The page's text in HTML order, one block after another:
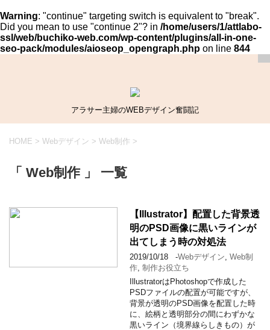
Warning: "continue" targeting switch is equivalent to "break".
Did you mean to use "continue 2"? in /home/users/1/attlabo-
ssl/web/buchiko-web.com/wp-content/plugins/all-in-one-
seo-pack/modules/aioseop_opengraph.php on line 844
アラサー主婦のWEBデザイン奮闘記
HOME > Webデザイン > Web制作 >
「 Web制作 」 一覧
【Illustrator】配置した背景透
明のPSD画像に黒いラインが
出てしまう時の対処法
2019/10/18 -Webデザイン Web制
作 制作お役立ち
IllustratorはPhotoshopで作成した
PSDファイルの配置が可能ですが、
背景が透明のPSD画像を配置した時
に、絵柄と透明部分の間にわずかな
黒いライン（境界線らしきもの）が